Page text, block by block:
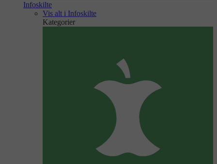
Infoskilte
Vis alt i Infoskilte
Kategorier